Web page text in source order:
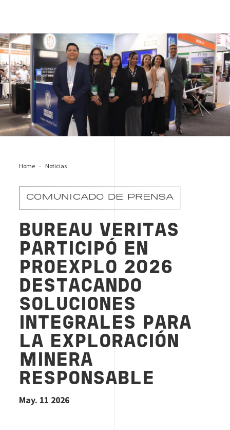
Post PROEXPLO 2026 - Bureau Veritas Perú
Home Noticias
COMUNICADO DE PRENSA
BUREAU VERITAS
PARTICIPÓ EN
PROEXPLO 2026
DESTACANDO
SOLUCIONES
INTEGRALES PARA
LA EXPLORACIÓN
MINERA
RESPONSABLE
May. 11 2026